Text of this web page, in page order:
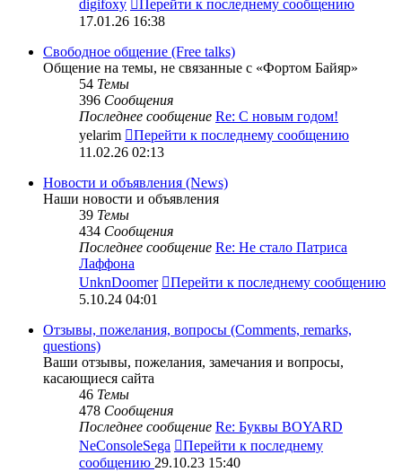
digifoxy
Перейти к последнему сообщению
17.01.26 16:38
Свободное общение (Free talks)
Общение на темы, не связанные с «Фортом Байяр»
54 Темы
396 Сообщения
Последнее сообщение Re: С новым годом!
yelarim
Перейти к последнему сообщению
11.02.26 02:13
Новости и объявления (News)
Наши новости и объявления
39 Темы
434 Сообщения
Последнее сообщение Re: Не стало Патриса
Лаффона
UnknDoomer
Перейти к последнему сообщению
5.10.24 04:01
Отзывы, пожелания, вопросы (Comments, remarks,
questions)
Ваши отзывы, пожелания, замечания и вопросы,
касающиеся сайта
46 Темы
478 Сообщения
Последнее сообщение Re: Буквы BOYARD
NeConsoleSega
Перейти к последнему
сообщению 29.10.23 15:40